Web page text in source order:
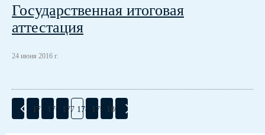
Государственная итоговая
аттестация
24 июня 2016 г.
175 176 177 178 179 180